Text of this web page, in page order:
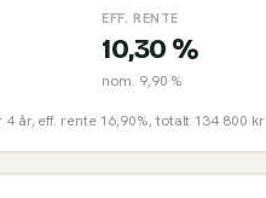
EFF. RENTE
10,30 %
nom. 9,90 %
4 år, eff. rente 16,90%, totalt 134 800 kr